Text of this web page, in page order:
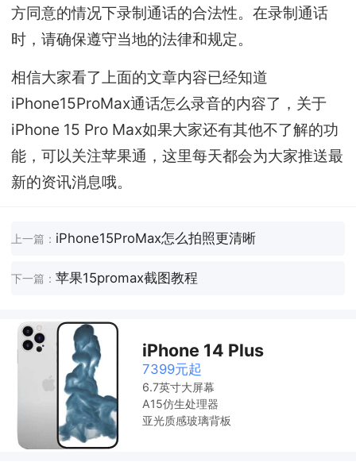
方同意的情况下录制通话的合法性。在录制通话
时，请确保遵守当地的法律和规定。
相信大家看了上面的文章内容已经知道
iPhone15ProMax通话怎么录音的内容了，关于
iPhone 15 Pro Max如果大家还有其他不了解的功
能，可以关注苹果通，这里每天都会为大家推送最
新的资讯消息哦。
上一篇： iPhone15ProMax怎么拍照更清晰
下一篇：苹果15promax截图教程
iPhone 14 Plus
7399元起
6.7英寸大屏幕
A15仿生处理器
亚光质感玻璃背板